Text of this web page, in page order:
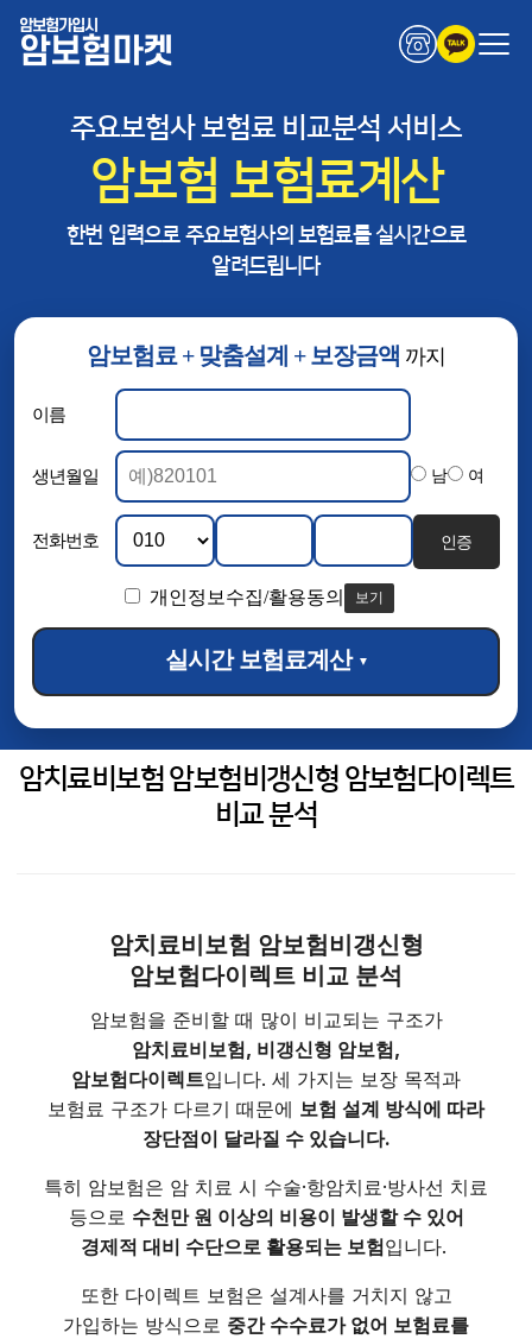
암보험가입시
암보험마켓
암보험료 + 맞춤설계 + 보장금액 까지
이름
생년월일 남 여
전화번호 인증
개인정보수집/활용동의 보기
실시간 보험료계산 ▼
주요보험사 보험료 비교분석 서비스
암보험 보험료계산
한번 입력으로 주요보험사의 보험료를 실시간으로
알려드립니다
암치료비보험 암보험비갱신형 암보험다이렉트
비교 분석
암치료비보험 암보험비갱신형
암보험다이렉트 비교 분석
암보험을 준비할 때 많이 비교되는 구조가
암치료비보험, 비갱신형 암보험,
암보험다이렉트입니다. 세 가지는 보장 목적과
보험료 구조가 다르기 때문에 보험 설계 방식에 따라
장단점이 달라질 수 있습니다.
특히 암보험은 암 치료 시 수술·항암치료·방사선 치료
등으로 수천만 원 이상의 비용이 발생할 수 있어
경제적 대비 수단으로 활용되는 보험입니다.
또한 다이렉트 보험은 설계사를 거치지 않고
가입하는 방식으로 중간 수수료가 없어 보험료를